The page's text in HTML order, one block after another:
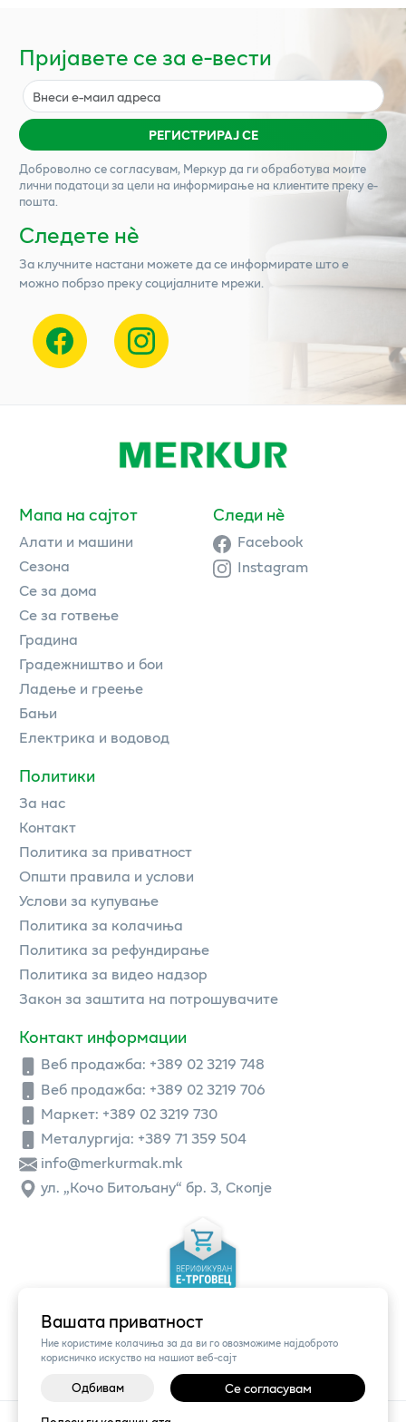
Вашата приватност
Ние користиме колачиња за да ви го овозможиме најдоброто
корисничко искуство на нашиот веб-сајт
Одбивам Се согласувам
Пријавете се за е-вести
РЕГИСТРИРАЈ СЕ
Доброволно се согласувам, Меркурда ги обработува моите
лични податоци за цели на информирање на клиентите преку е-
пошта.
Следете нѐ
За клучните настани можете да се информирате што е
можно побрзо преку социјалните мрежи.
Мапа на сајтот
Алати и машини
Сезона
Се за дома
Се за готвење
Градина
Градежништво и бои
Ладење и греење
Бањи
Електрика и водовод
Политики
За нас
Контакт
Политика за приватност
Општи правила и услови
Услови за купување
Политика за колачиња
Политика за рефундирање
Политика за видео надзор
Закон за заштита на потрошувачите
Контакт информации
Веб продажба: +389 02 3219 748
Веб продажба: +389 02 3219 706
Маркет: +389 02 3219 730
Металургија: +389 71 359 504
info@merkurmak.mk
ул. „Кочо Битољану“ бр. 3, Скопје
Следи нè
Facebook
Instagram